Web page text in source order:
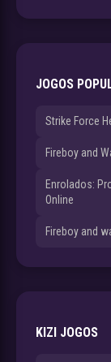
JOGOS
Strike Force
Fireboy and
Enrolados:
Online
Fireboy and
KIZI JOGOS